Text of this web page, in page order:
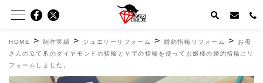
HOME >制作実績 > ジュエリーリフォーム >婚約指輪リフォーム >
お母
さんの立て爪のダイヤモンドの指輪とＶ字の指輪を使ってお嬢様の婚約指輪にリ
フォームしました。